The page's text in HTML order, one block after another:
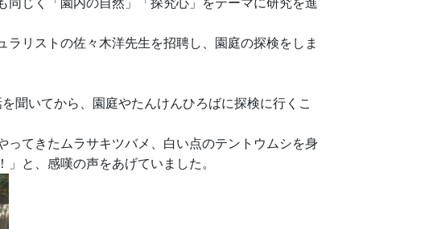
じく「園内の自然」「探究心」をテーマに研究を進
リストの佐々木洋先生を招聘し、園庭の探検をしま
聞いてから、園庭やたんけんひろばに探検に行くこ
てきたムラサキツバメ、白い点のテントウムシを身
と、感嘆の声をあげていました。